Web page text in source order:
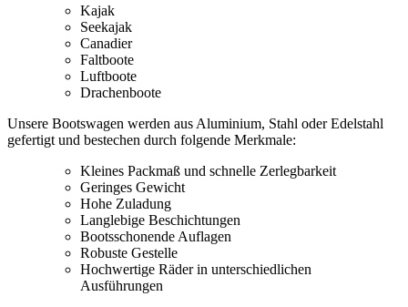
Kajak
Seekajak
Canadier
Faltboote
Luftboote
Drachenboote
Unsere Bootswagen werden aus Aluminium, Stahl oder Edelstahl
gefertigt und bestechen durch folgende Merkmale:
Kleines Packmaß und schnelle Zerlegbarkeit
Geringes Gewicht
Hohe Zuladung
Langlebige Beschichtungen
Bootsschonende Auflagen
Robuste Gestelle
Hochwertige Räder in unterschiedlichen
Ausführungen